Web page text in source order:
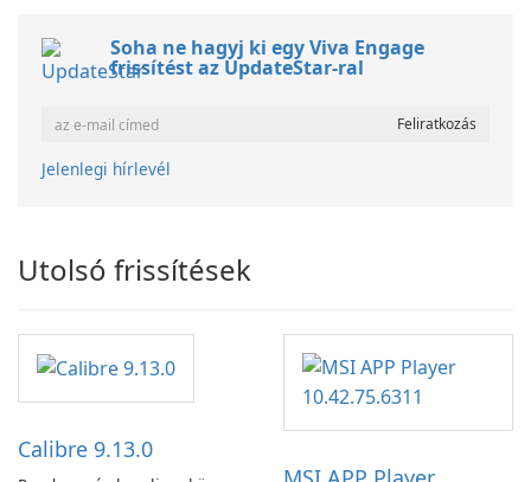
Soha ne hagyj ki egy Viva Engage
frissítést az UpdateStar-ral
Jelenlegi hírlevél
Utolsó frissítések
Calibre 9.13.0